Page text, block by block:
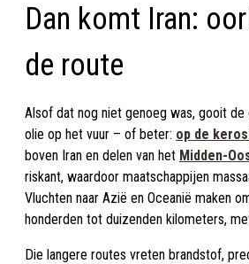
Dan komt Iran:
de route
Alsof dat nog niet genoeg was, gooit
olie op het vuur – of beter: op de
boven Iran en delen van het Midden-
riskant, waardoor maatschappijen
Vluchten naar Azië en Oceanië maken
honderden tot duizenden kilometers,
Die langere routes vreten brandstof,